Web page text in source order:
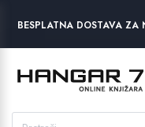
BESPLATNA DOSTAVA ZA